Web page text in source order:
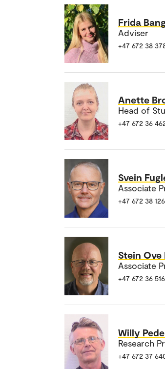
Frida
Adviser
+47 672 38
Anette
Head of
+47 672 36
Svein
Associate
+47 672 38 126
Stein Ove
Associate
+47 672 36 516
Willy
Research
+47 672 37